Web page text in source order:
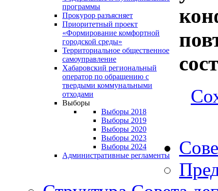
программы
Прокурор разъясняет
Приоритетный проект
«Формирование комфортной
городской среды»
Территориальное общественное
самоуправление
Хабаровский региональный
оператор по обращению с
твердыми коммунальными
отходами
Выборы
Выборы 2018
Выборы 2019
Выборы 2020
Выборы 2023
Выборы 2024
Административные регламенты